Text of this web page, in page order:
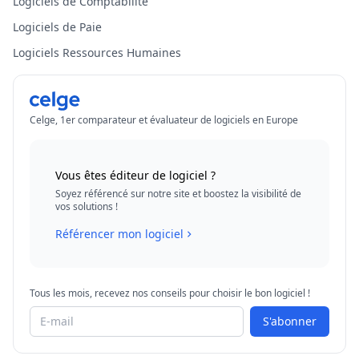
Logiciels de Paie
Logiciels Ressources Humaines
Celge, 1er comparateur et évaluateur de logiciels en Europe
Vous êtes éditeur de logiciel ?
Soyez référencé sur notre site et boostez la visibilité de
vos solutions !
Référencer mon logiciel
Tous les mois, recevez nos conseils pour choisir le bon logiciel !
S'abonner